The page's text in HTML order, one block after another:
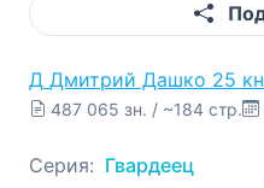
Д Дмитрий Дашко 25
487 065 зн. / ~184 стр.
Серия: Гвардеец